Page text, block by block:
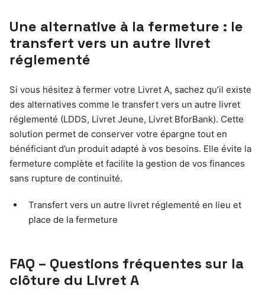
Une alternative à la fermeture : le
transfert vers un autre livret
réglementé
Si vous hésitez à fermer votre Livret A, sachez qu’il existe
des alternatives comme le transfert vers un autre livret
réglementé (LDDS, Livret Jeune, Livret BforBank). Cette
solution permet de conserver votre épargne tout en
bénéficiant d’un produit adapté à vos besoins. Elle évite la
fermeture complète et facilite la gestion de vos finances
sans rupture de continuité.
Transfert vers un autre livret réglementé en lieu et
place de la fermeture
FAQ – Questions fréquentes sur la
clôture du Livret A